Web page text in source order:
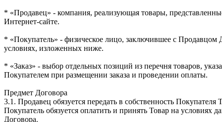
* «Продавец» - компания, реализующая товары,
Интернет-сайте.
* «Покупатель» - физическое лицо, заключившее с Продавцом
условиях, изложенных ниже.
* «Заказ» - выбор отдельных позиций из перечня товаров,
Покупателем при размещении заказа и проведении оплаты.
Предмет Договора
3.1. Продавец обязуется передать в собственность Покупателя
Покупатель обязуется оплатить и принять Товар на условиях
Договора.